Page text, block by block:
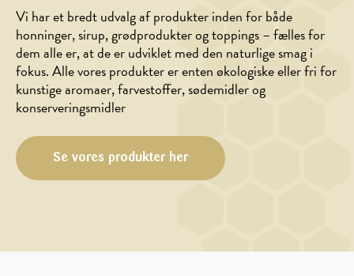
HOVEDRET
Lammebov
med
honningdressing
HOVEDRET,
MARINADE/DRESSING
bagte
rodfrugter
Vi har et bredt udvalg af produkter inden for både
honninger, sirup, grødprodukter og toppings – fælles for
dem alle er, at de er udviklet med den naturlige smag i
fokus. Alle vores produkter er enten økologiske eller fri for
kunstige aromaer, farvestoffer, sødemidler og
konserveringsmidler
Se vores produkter her